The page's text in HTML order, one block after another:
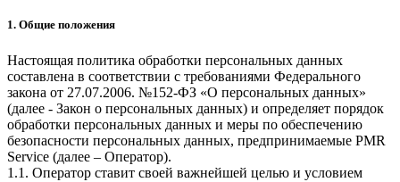
1. Общие положения
Настоящая политика обработки персональных данных
составлена в соответствии с требованиями Федерального
закона от 27.07.2006. №152-ФЗ «О персональных данных»
(далее - Закон о персональных данных) и определяет порядок
обработки персональных данных и меры по обеспечению
безопасности персональных данных, предпринимаемые PMR
Service (далее – Оператор).
1.1. Оператор ставит своей важнейшей целью и условием